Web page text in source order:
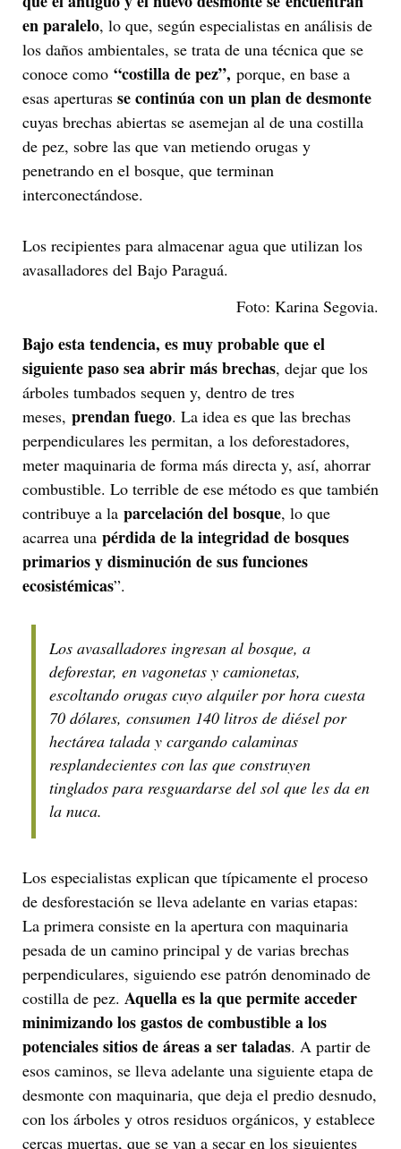
en paralelo, lo que, según especialistas en análisis de
los daños ambientales, se trata de una técnica que se
conoce como “costilla de pez”, porque, en base a
esas aperturas se continúa con un plan de desmonte
cuyas brechas abiertas se asemejan al de una costilla
de pez, sobre las que van metiendo orugas y
penetrando en el bosque, que terminan
interconectándose.
Los recipientes para almacenar agua que utilizan los
avasalladores del Bajo Paraguá.
Foto: Karina Segovia.
Bajo esta tendencia, es muy probable que el
siguiente paso sea abrir más brechas, dejar que los
árboles tumbados sequen y, dentro de tres
meses, prendan fuego. La idea es que las brechas
perpendiculares les permitan, a los deforestadores,
meter maquinaria de forma más directa y, así, ahorrar
combustible. Lo terrible de ese método es que también
contribuye a la parcelación del bosque, lo que
acarrea una pérdida de la integridad de bosques
primarios y disminución de sus funciones
ecosistémicas”.
Los avasalladores ingresan al bosque, a
deforestar, en vagonetas y camionetas,
escoltando orugas cuyo alquiler por hora cuesta
70 dólares, consumen 140 litros de diésel por
hectárea talada y cargando calaminas
resplandecientes con las que construyen
tinglados para resguardarse del sol que les da en
la nuca.
Los especialistas explican que típicamente el proceso
de desforestación se lleva adelante en varias etapas:
La primera consiste en la apertura con maquinaria
pesada de un camino principal y de varias brechas
perpendiculares, siguiendo ese patrón denominado de
costilla de pez. Aquella es la que permite acceder
minimizando los gastos de combustible a los
potenciales sitios de áreas a ser taladas. A partir de
esos caminos, se lleva adelante una siguiente etapa de
desmonte con maquinaria, que deja el predio desnudo,
con los árboles y otros residuos orgánicos, y establece
cercas muertas, que se van a secar en los siguientes